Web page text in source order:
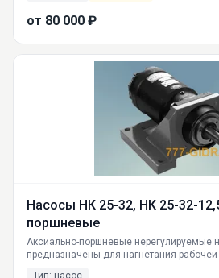
от 80 000 ₽
Насосы НК 25-32, НК 25-32-
поршневые
Аксиально-поршневые нерегулируемые
предназначены для нагнетания
Тип: насос